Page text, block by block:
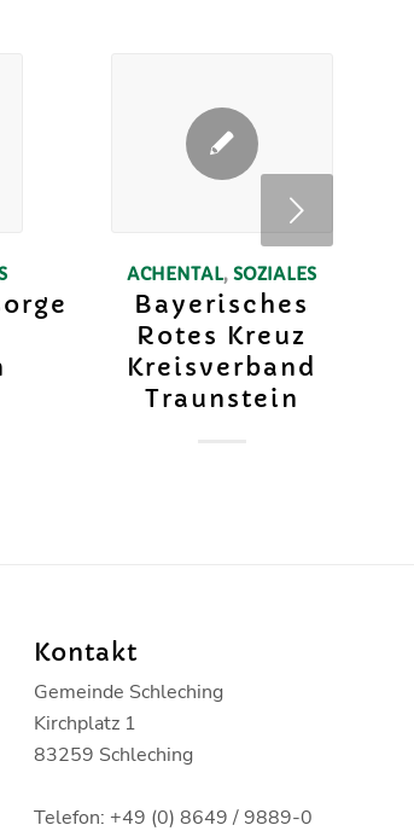
ACHENTAL,SOZIALES
Bayerisches
Rotes Kreuz
Kreisverband
Traunstein
Kontakt
Gemeinde Schleching
Kirchplatz 1
83259 Schleching
Telefon: +49 (0) 8649 / 9889-0